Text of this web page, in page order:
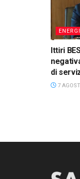
Ittiri
di
7